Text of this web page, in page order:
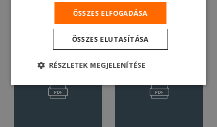
ÖSSZES ELFOGADÁSA
ÖSSZES ELUTASÍTÁSA
RÉSZLETEK MEGJELENÍTÉSE